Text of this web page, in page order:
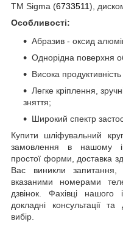
ТМ Sigma (6733511),
Особливості:
Абразив - оксид
Однорідна поверхня
Висока
Легке кріплення,
зняття;
Широкий спектр
Купити шліфувальний
замовлення в нашому
простої форми, доставка
Вас виникли
вказаними номерами
дзвінок. Фахівці нашого
докладні консультації
вибір.